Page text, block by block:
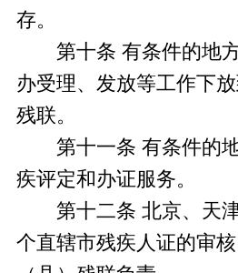
存。
第十条 有条件的地方
办受理、发放等工作下放
残联。
第十一条 有条件的地
疾评定和办证服务。
第十二条 北京、天津
个直辖市残疾人证的审